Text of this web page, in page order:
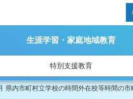
生涯学習・家庭地域教育
特別支援教育
県内市町村立学校の時間外在校等時間の市